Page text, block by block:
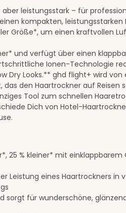
leistungsstark – für
kompakten,
Größe*, um einen kraftvollen
und verfügt über einen
Ionen-Technologie
Dry Looks.** ghd flight+ wird von
das den Haartrockner auf Reisen
Tool zum schnellen
Dich von Hotel-
25 % kleiner* mit
der Leistung eines Haartrockners
sorgt für wunderschöne,